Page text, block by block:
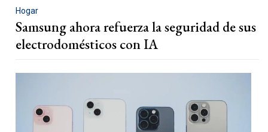
Hogar
Samsung ahora refuerza la seguridad de sus
electrodomésticos con IA